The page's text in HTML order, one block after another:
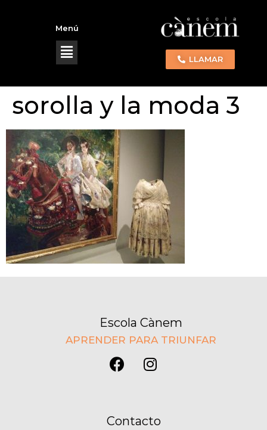
Menú
LLAMAR
sorolla y la moda 3
Escola Cànem
APRENDER PARA TRIUNFAR
Contacto